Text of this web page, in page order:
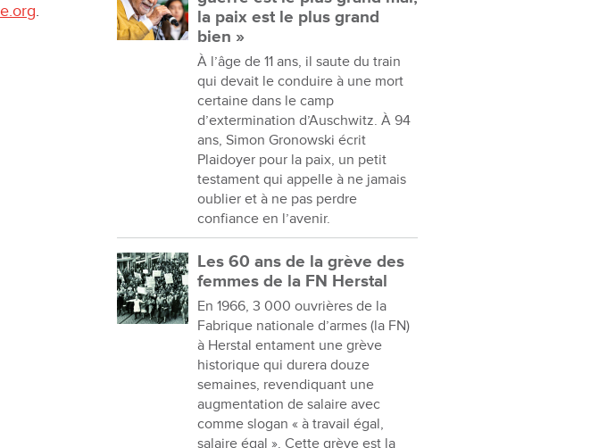
.
la paix est le plus grand
bien »
À l’âge de 11 ans, il saute du train
qui devait le conduire à une mort
certaine dans le camp
d’extermination d’Auschwitz. À 94
ans, Simon Gronowski écrit
Plaidoyer pour la paix, un petit
testament qui appelle à ne jamais
oublier et à ne pas perdre
confiance en l’avenir.
Les 60 ans de la grève des
femmes de la FN Herstal
En 1966, 3 000 ouvrières de la
Fabrique nationale d’armes (la FN)
à Herstal entament une grève
historique qui durera douze
semaines, revendiquant une
augmentation de salaire avec
comme slogan « à travail égal,
salaire égal ». Cette grève est la